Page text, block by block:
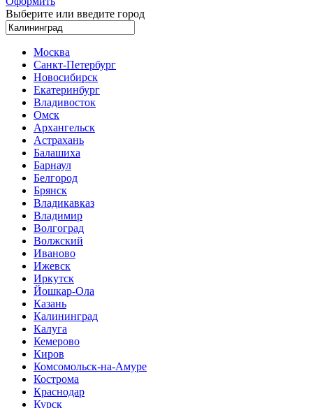
Выберите или введите город
Москва
Санкт-Петербург
Новосибирск
Екатеринбург
Владивосток
Омск
Архангельск
Астрахань
Балашиха
Барнаул
Белгород
Брянск
Владикавказ
Владимир
Волгоград
Волжский
Иваново
Ижевск
Иркутск
Йошкар-Ола
Казань
Калининград
Калуга
Кемерово
Киров
Комсомольск-на-Амуре
Кострома
Краснодар
Курск